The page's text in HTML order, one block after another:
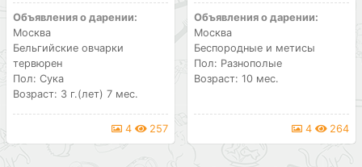
Объявления о дарении:
Москва
Бельгийские овчарки
тервюрен
Пол: Сука
Возраст: 3 г.(лет) 7 мес.
4 257
Объявления о дарении:
Москва
Беспородные и метисы
Пол: Разнополые
Возраст: 10 мес.
4 264